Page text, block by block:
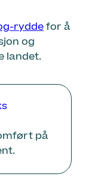
ryddefor å
og
landet.
på